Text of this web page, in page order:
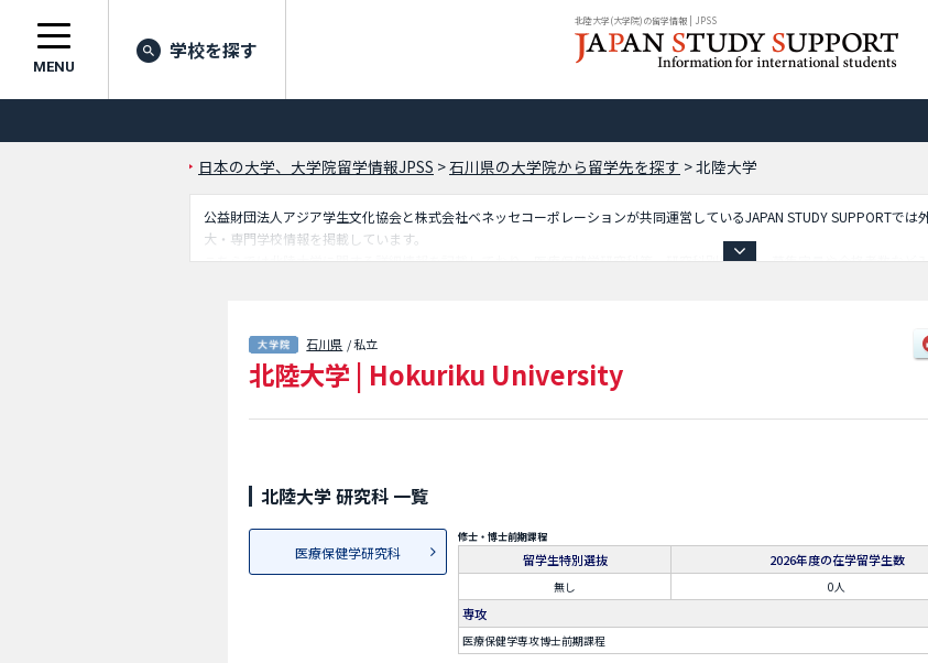
北陸大学(大学院)の留学情報 | JPSS
MENU
学校を探す
日本の大学、大学院留学情報JPSS >石川県の大学院から留学先を探す >北陸大学
公益財団法人アジア学生文化協会と株式会社ベネッセコーポレーションが共同運営しているJAPAN STUDY SUPPORTで
大・専門学校情報を掲載しています。
こちらでは北陸大学に関する詳細情報を記載しており、医療保健学研究科等、研究科別情報や、募集定員や合格者数など
石川県 / 私立
北陸大学 | Hokuriku University
北陸大学 研究科 一覧
医療保健学研究科
修士・博士前期課程
留学生特別選抜 2026年度の在学留学生数
無し 0人
専攻
医療保健学専攻博士前期課程